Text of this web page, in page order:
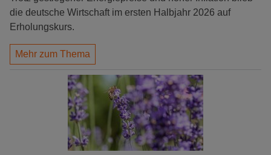
die deutsche Wirtschaft im ersten Halbjahr 2026 auf
Erholungskurs.
Mehr zum Thema